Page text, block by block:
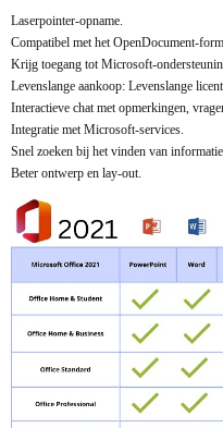
Laserpointer-opname.
Compatibel met het OpenDocument-
Krijg toegang tot Microsoft-
Levenslange aankoop: Levenslange
Interactieve chat met opmerkingen,
Integratie met Microsoft-services.
Snel zoeken bij het vinden van
Beter ontwerp en lay-out.